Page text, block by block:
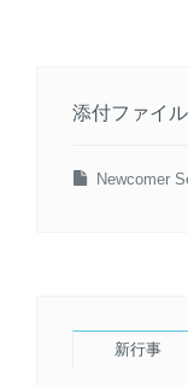
添付ファイル
Newcomer
新行事